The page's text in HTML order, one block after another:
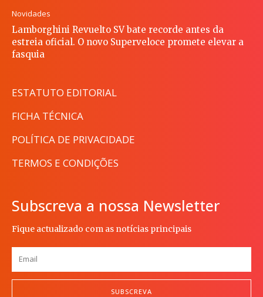
Novidades
Lamborghini Revuelto SV bate recorde antes da
estreia oficial. O novo Superveloce promete elevar a
fasquia
ESTATUTO EDITORIAL
FICHA TÉCNICA
POLÍTICA DE PRIVACIDADE
TERMOS E CONDIÇÕES
Subscreva a nossa Newsletter
Fique actualizado com as notícias principais
SUBSCREVA